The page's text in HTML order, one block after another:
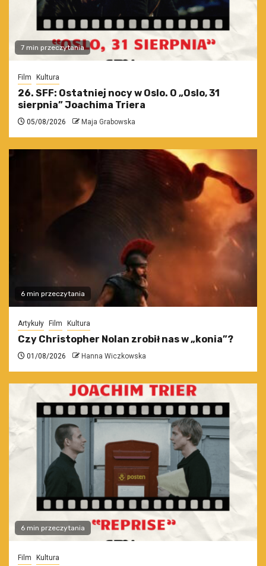
7 min przeczytania
Film Kultura
26. SFF: Ostatniej nocy w Oslo. O „Oslo, 31
sierpnia” Joachima Triera
05/08/2026 Maja Grabowska
6 min przeczytania
Artykuły Film Kultura
Czy Christopher Nolan zrobił nas w „konia”?
01/08/2026 Hanna Wiczkowska
6 min przeczytania
Film Kultura